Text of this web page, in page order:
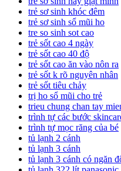
trẻ sơ sinh khóc đêm
trẻ sơ sinh sổ mũi ho
tre so sinh sot cao
trẻ sốt cao 4 ngày
trẻ sốt cao 40 độ
trẻ sốt cao ăn vào nôn ra
trẻ sốt k rõ nguyên nhân
trẻ sốt tiêu chảy
trị ho sổ mũi cho trẻ
trieu chung chan tay
trình tự các bước
trình tự mọc răng của bé
tủ lạnh 2 cánh
tủ lạnh 3 cánh
tủ lạnh 3 cánh có ngăn